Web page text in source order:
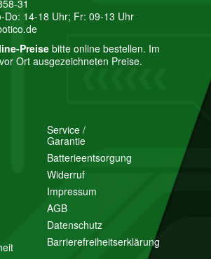
Service /
Garantie
Batterieentsorgung
Widerruf
Impressum
AGB
Datenschutz
Barrierefreiheitserklärung
31
Do: 14-18 Uhr; Fr: 09-13 Uhr
Preisebitte online bestellen. Im
Ort ausgezeichneten Preise.